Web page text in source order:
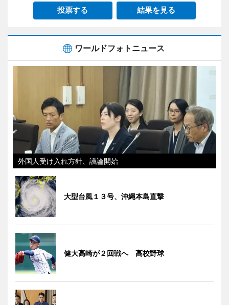
投票する 結果を見る
ワールドフォトニュース
外国人受け入れ方針、議論開始
大型台風１３号、沖縄本島直撃
健大高崎が２回戦へ 高校野球